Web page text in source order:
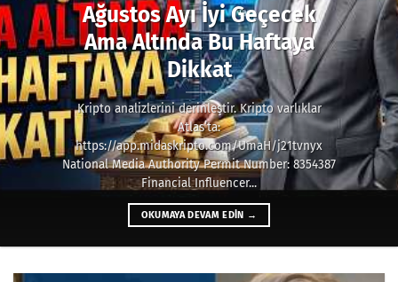
Ağustos Ayı İyi Geçecek
Ama Altında Bu Haftaya
Dikkat
Kripto analizlerini derinleştir. Kripto varlıklar
Atlas’ta:
https://app.midaskripto.com/UmaH/j21tvnyx
National Media Authority Permit Number: 8354387
Financial Influencer...
OKUMAYA DEVAM EDIN →